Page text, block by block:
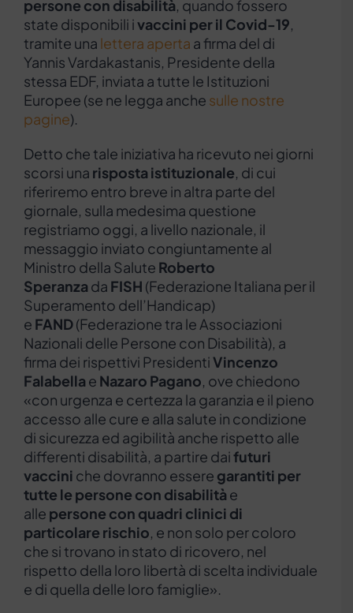
persone con disabilità, quando fossero
state disponibili ivaccini per il Covid-19,
tramite una lettera aperta a firma del di
Yannis Vardakastanis, Presidente della
stessa EDF, inviata a tutte le Istituzioni
Europee (se ne legga anche sulle nostre
pagine).
Detto che tale iniziativa ha ricevuto nei giorni
scorsi una risposta istituzionale, di cui
riferiremo entro breve in altra parte del
giornale, sulla medesima questione
registriamo oggi, a livello nazionale, il
messaggio inviato congiuntamente al
Ministro della Salute Roberto
Speranza da FISH (Federazione Italiana per il
Superamento dell’Handicap)
e FAND(Federazione tra le Associazioni
Nazionali delle Persone con Disabilità), a
firma dei rispettivi PresidentiVincenzo
Falabella e Nazaro Pagano, ove chiedono
«con urgenza e certezza la garanzia e il pieno
accesso alle cure e alla salute in condizione
di sicurezza ed agibilità anche rispetto alle
differenti disabilità, a partire daifuturi
vaccini che dovranno essere garantiti per
tutte le persone con disabilità e
alle persone con quadri clinici di
particolare rischio, e non solo per coloro
che si trovano in stato di ricovero, nel
rispetto della loro libertà di scelta individuale
e di quella delle loro famiglie».